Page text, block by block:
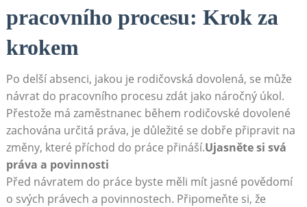
pracovního procesu: Krok za
krokem
Po ⁣delší⁢ absenci, jakou je rodičovská dovolená, se může
návrat do‍ pracovního procesu zdát jako náročný úkol.
Přestože má zaměstnanec během‍ rodičovské dovolené
‌zachována určitá práva, je ⁢důležité⁣ se‌ dobře⁣ připravit na
změny, které ⁣příchod do‍ práce přináší.Ujasněte si svá
práva a ‍povinnosti
Před návratem⁣ do práce byste měli mít jasné povědomí⁢
o​ svých právech a povinnostech.​ Připomeňte si, ‍že